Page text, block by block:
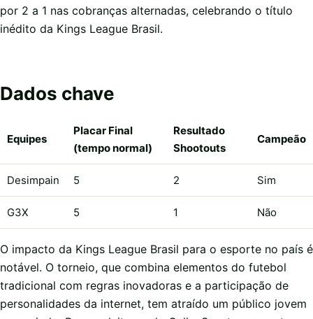
por 2 a 1 nas cobranças alternadas, celebrando o título
inédito da Kings League Brasil.
Dados chave
Equipes
Placar Final
(tempo normal)
Resultado
Shootouts
Campeão
Desimpain 5 2 Sim
G3X 5 1 Não
O impacto da Kings League Brasil para o esporte no país é
notável. O torneio, que combina elementos do futebol
tradicional com regras inovadoras e a participação de
personalidades da internet, tem atraído um público jovem